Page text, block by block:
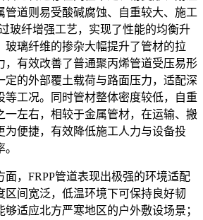
管道则易受酸碱腐蚀、自重较大、施工
玻纤增强工艺，实现了性能的均衡升
玻璃纤维的掺杂大幅提升了管材的拉
，有效改善了普通聚丙烯管道受压易形
定的外部覆土载荷与路面压力，适配深
等工况。同时管材整体密度较低，自重
一左右，相较于金属管材，在运输、搬
为便捷，有效降低施工人力与设备投
，FRPP管道表现出极强的环境适配
区间宽泛，低温环境下可保持良好韧
适应北方严寒地区的户外敷设场景；